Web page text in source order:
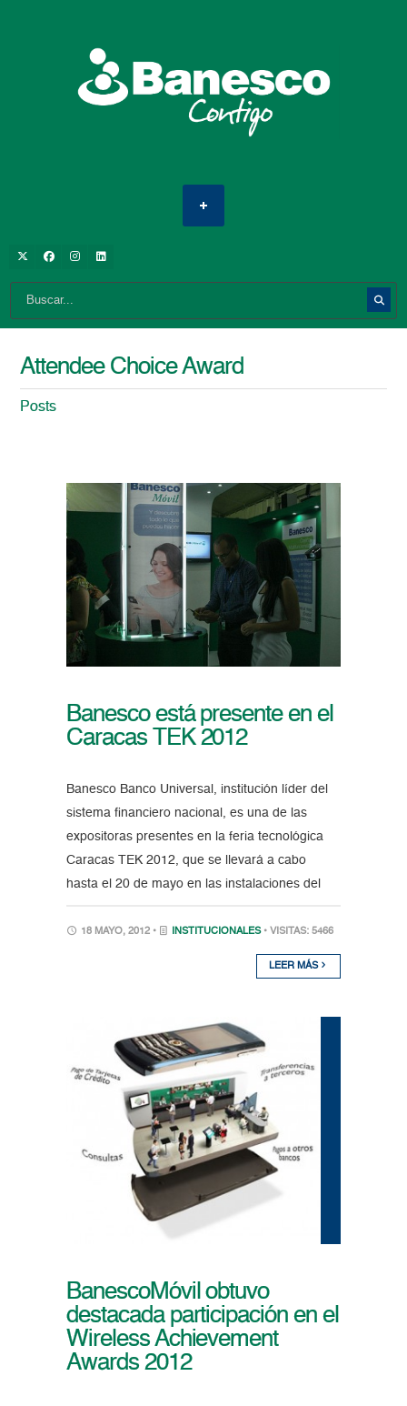
Attendee Choice Award
Posts
Banesco está presente en el
Caracas TEK 2012
Banesco Banco Universal, institución líder del
sistema financiero nacional, es una de las
expositoras presentes en la feria tecnológica
Caracas TEK 2012, que se llevará a cabo
hasta el 20 de mayo en las instalaciones del
18 MAYO, 2012 • INSTITUCIONALES • VISITAS: 5466
LEER MÁS
BanescoMóvil obtuvo
destacada participación en el
Wireless Achievement
Awards 2012